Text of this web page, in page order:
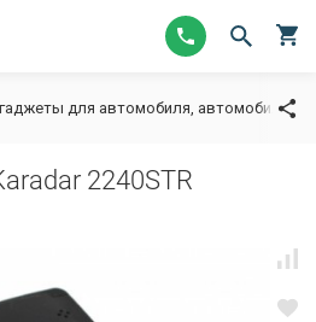
для автомобиля,
2240STR